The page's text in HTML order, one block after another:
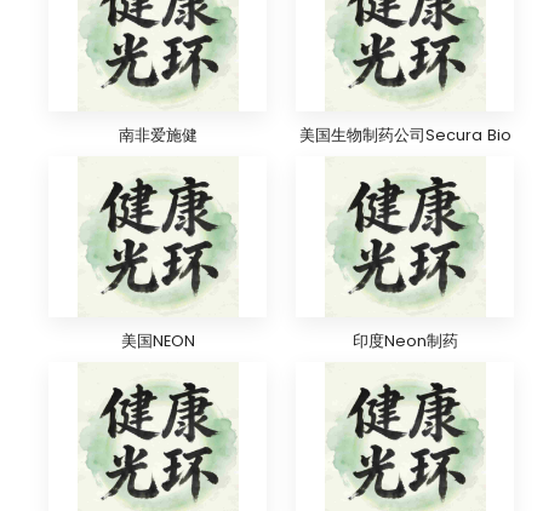
南非爱施健 美国生物制药公司Secura Bio
美国NEON 印度Neon制药